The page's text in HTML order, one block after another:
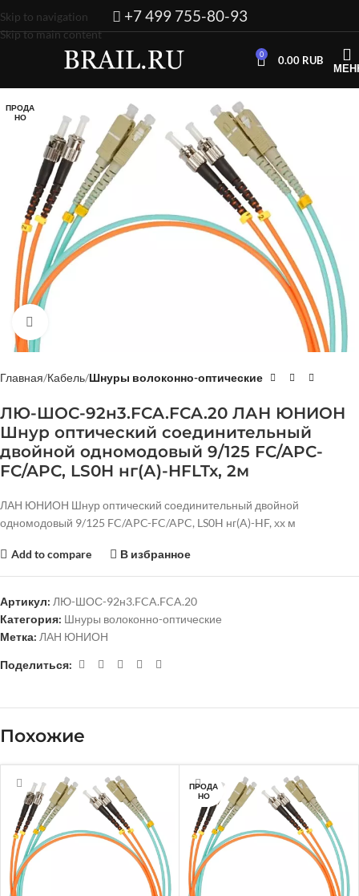
Skip to navigation
Skip to main content
+7 499 755-80-93
0 0.00 RUB
ПРОДА
НО
Главная Кабель Шнуры волоконно-оптические
ЛЮ-ШОС-92н3.FCA.FCA.20 ЛАН ЮНИОН
Шнур оптический соединительный
двойной одномодовый 9/125 FC/APC-
FC/APC, LS0H нг(А)-HFLTx, 2м
ЛАН ЮНИОН Шнур оптический соединительный двойной
одномодовый 9/125 FC/APC-FC/APC, LS0H нг(A)-HF, хх м
Add to compare В избранное
Артикул: ЛЮ-ШОС-92н3.FCA.FCA.20
Категория: Шнуры волоконно-оптические
Метка: ЛАН ЮНИОН
Поделиться:
Похожие
ПРОДА
НО